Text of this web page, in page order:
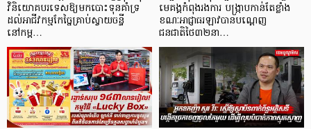
វិនិយោគបរទេសឱ្យមកបោះទុនគាំទ្រ
ដល់អាជីវកម្មកែច្នៃគ្រាប់ស្វាយចន្ទី
នៅកម្ព…
មេគង្គកំពុងរងការ បង្ក្រាប​កាន់តែខ្លាំង
ខណៈអាជ្ញាធរឡាវបានបណ្តេញ
ជនជាតិថៃ៣២នា…